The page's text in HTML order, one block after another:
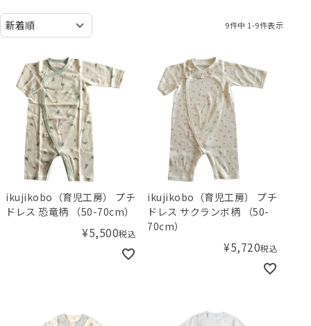
9件中 1-9件表示
ikujikobo（育児工房） プチ
ドレス 恐竜柄 （50-70cm）
¥5,500税込
ikujikobo（育児工房） プチ
ドレス サクランボ柄 （50-
70cm）
¥5,720税込